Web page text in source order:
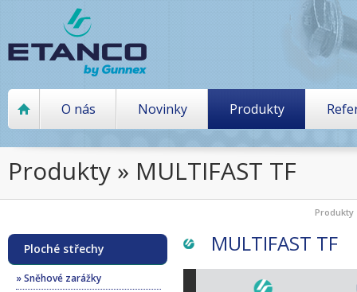
Produkty » MULTIFAST TF
Produkty
Ploché střechy
» Sněhové zarážky
MULTIFAST TF
O nás Novinky Produkty